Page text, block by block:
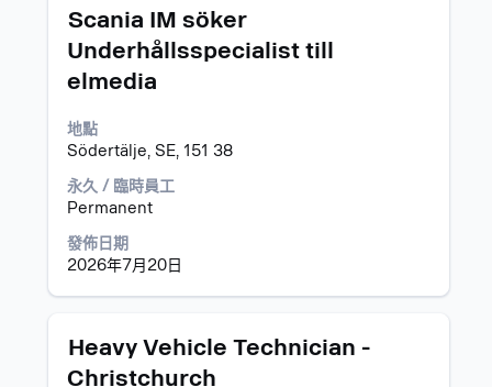
的
完
整
內
標
Scania IM söker
Underhållsspecialist till
elmedia
地點
Södertälje, SE, 151 38
永久 / 臨時員工
Permanent
發佈日期
2026年7月20日
選
空
格
以
檢
工
作
資
訊
完
內
容。
標
Heavy Vehicle Technician -
Christchurch
選